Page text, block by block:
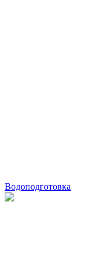
Водоподготовка